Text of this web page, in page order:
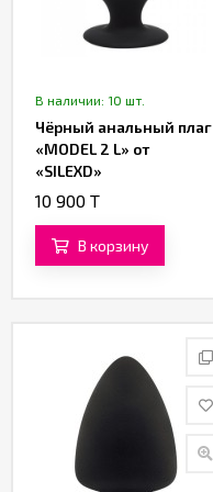
В наличии: 10 шт.
Чёрный анальный плаг
«MODEL 2 L» от
«SILEXD»
10 900 T
В корзину